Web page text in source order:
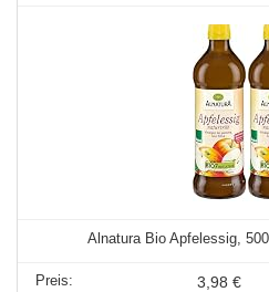
Alnatura Bio Apfelessig,
3,98 €